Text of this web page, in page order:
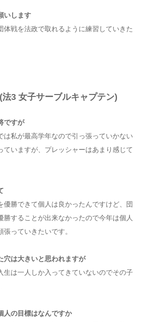
いします
体戦を法政で取れるように練習していきた
3 女子サーブルキャプテン)
ですが
は私が最高学年なので引っ張っていかない
ていますが、プレッシャーはあまり感じて
優勝できて個人は良かったんですけど、団
勝することが出来なかったので今年は個人
っていきたいです。
は大きいと思われますが
生は一人しか入ってきていないのでその子
の目標はなんですか